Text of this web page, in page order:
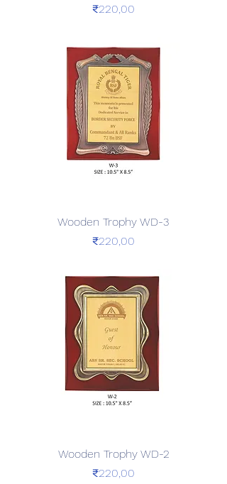
Price
₹220,00
Wooden Trophy WD-3
Price
₹220,00
Wooden Trophy WD-2
Price
₹220,00